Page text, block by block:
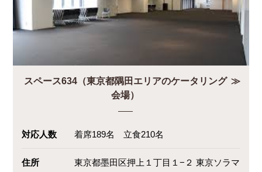
スペース634（東京都隅田エリアのケータリング
会場）
対応人数 着席189名 立食210名
住所
東京都墨田区押上１丁目１−２ 東京ソラマ